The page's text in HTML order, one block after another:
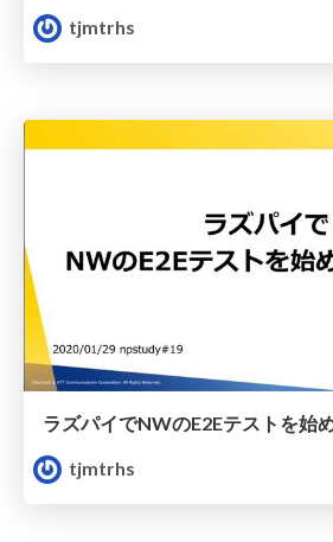
tjmtrhs
ラズパイでNWのE2Eテストを始
tjmtrhs